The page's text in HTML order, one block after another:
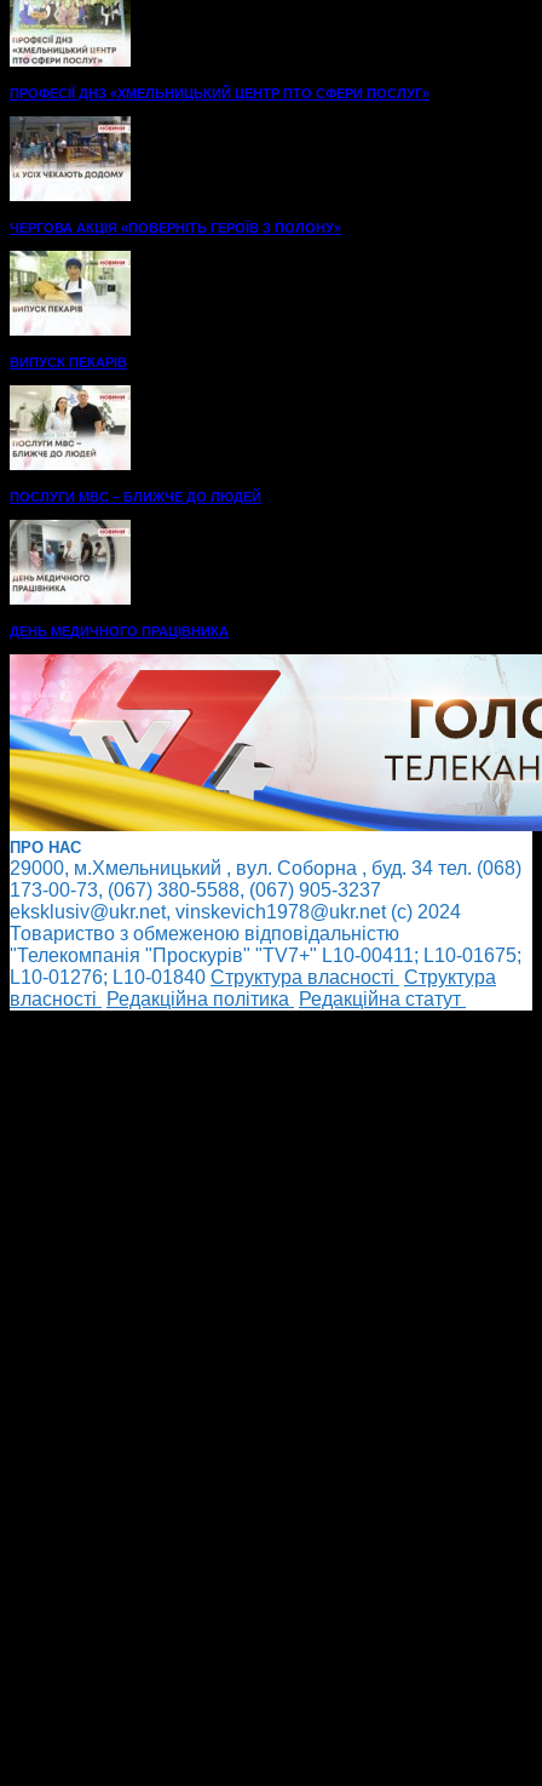
ПРОФЕСІЇ ДНЗ «ХМЕЛЬНИЦЬКИЙ ЦЕНТР ПТО СФЕРИ ПОСЛУГ»
ЧЕРГОВА АКЦІЯ «ПОВЕРНІТЬ ГЕРОЇВ З ПОЛОНУ»
ВИПУСК ПЕКАРІВ
ПОСЛУГИ МВС – БЛИЖЧЕ ДО ЛЮДЕЙ
ДЕНЬ МЕДИЧНОГО ПРАЦІВНИКА
ПРО НАС
29000, м.Хмельницький , вул. Соборна , буд. 34 тел. (068)
173-00-73, (067) 380-5588, (067) 905-3237
eksklusiv@ukr.net, vinskevich1978@ukr.net (с) 2024
Товариство з обмеженою відповідальністю
"Телекомпанія "Проскурів" "TV7+" L10-00411; L10-01675;
L10-01276; L10-01840 Cтруктура власності Cтруктура
власності
Редакційна політика Редакційна статут